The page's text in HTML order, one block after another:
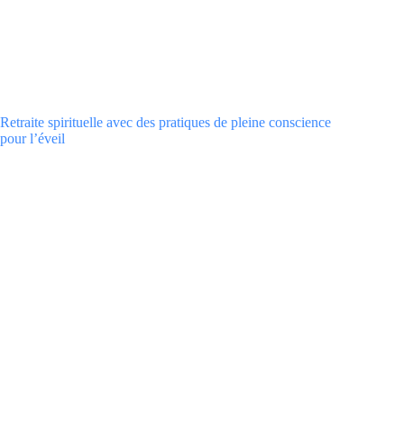
Retraite spirituelle avec des pratiques de pleine conscience
pour l’éveil